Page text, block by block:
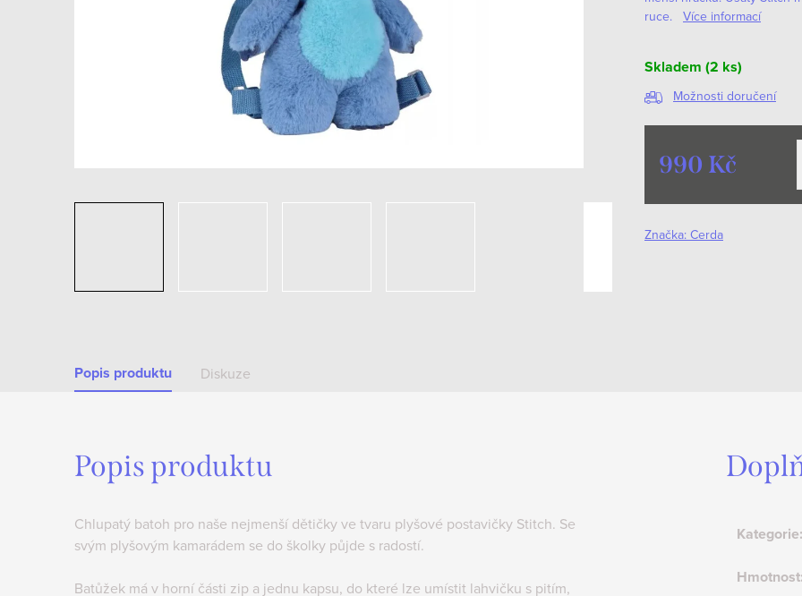
ruce. Více informací
Skladem (2 ks)
Možnosti doručení
990 Kč
cena:
Značka: Cerda
Popis produktu Diskuze
Popis produktu
Chlupatý batoh pro naše nejmenší dětičky ve tvaru plyšové postavičky Stitch. Se
svým plyšovým kamarádem se do školky půjde s radostí.
Batůžek má v horní části zip a jednu kapsu, do které lze umístit lahvičku s pitím,
Kategorie:
Hmotnost: